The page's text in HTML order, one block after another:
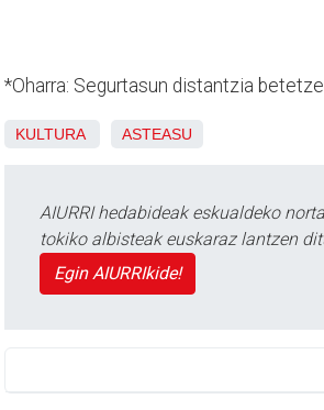
*Oharra: Segurtasun distantzia
KULTURA ASTEASU
AIURRI hedabideak eskualdeko
tokiko albisteak euskaraz lantzen
Egin AIURRIkide!